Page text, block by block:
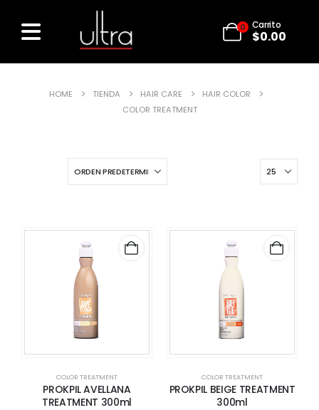
0 Carrito
$0.00
HOME TIENDA HAIR CARE
HAIR COLOR
COLOR TREATMENT
COLOR TREATMENT
PROKPIL AVELLANA
TREATMENT 300ml
COLOR TREATMENT
PROKPIL BEIGE TREATMENT
300ml